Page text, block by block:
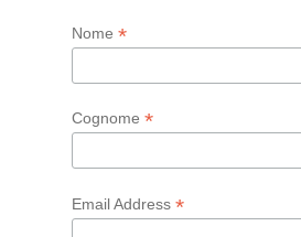
Nome *
Cognome *
Email Address *